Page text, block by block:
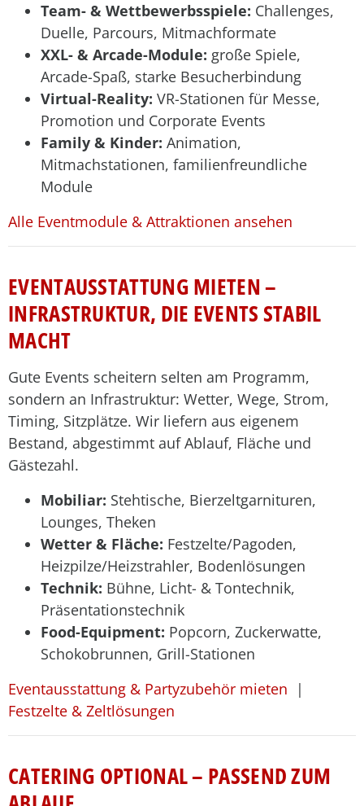
Team- & Wettbewerbsspiele: Challenges,
Duelle, Parcours, Mitmachformate
XXL- & Arcade-Module: große Spiele,
Arcade-Spaß, starke Besucherbindung
Virtual-Reality: VR-Stationen für Messe,
Promotion und Corporate Events
Family & Kinder: Animation,
Mitmachstationen, familienfreundliche
Module
Alle Eventmodule & Attraktionen ansehen
EVENTAUSSTATTUNG MIETEN –
INFRASTRUKTUR, DIE EVENTS STABIL
MACHT
Gute Events scheitern selten am Programm,
sondern an Infrastruktur: Wetter, Wege, Strom,
Timing, Sitzplätze. Wir liefern aus eigenem
Bestand, abgestimmt auf Ablauf, Fläche und
Gästezahl.
Mobiliar: Stehtische, Bierzeltgarnituren,
Lounges, Theken
Wetter & Fläche: Festzelte/Pagoden,
Heizpilze/Heizstrahler, Bodenlösungen
Technik: Bühne, Licht- & Tontechnik,
Präsentationstechnik
Food-Equipment: Popcorn, Zuckerwatte,
Schokobrunnen, Grill-Stationen
Eventausstattung & Partyzubehör mieten |
Festzelte & Zeltlösungen
CATERING OPTIONAL – PASSEND ZUM